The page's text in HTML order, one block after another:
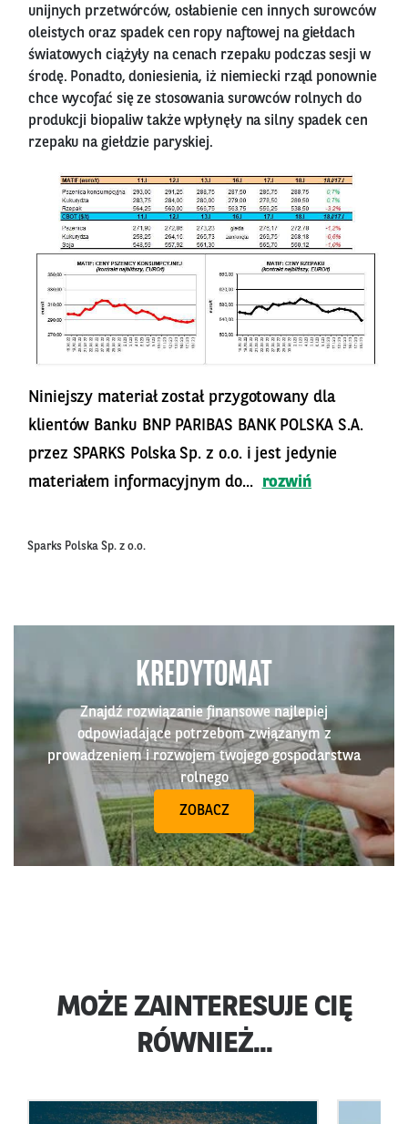
unijnych przetwórców, osłabienie cen innych surowców
oleistych oraz spadek cen ropy naftowej na giełdach
światowych ciążyły na cenach rzepaku podczas sesji w
środę. Ponadto, doniesienia, iż niemiecki rząd ponownie
chce wycofać się ze stosowania surowców rolnych do
produkcji biopaliw także wpłynęły na silny spadek cen
rzepaku na giełdzie paryskiej.
Niniejszy materiał został przygotowany dla
klientów Banku BNP PARIBAS BANK POLSKA S.A.
przez SPARKS Polska Sp. z o.o. i jest jedynie
materiałem informacyjnym do...
rozwiń
Sparks Polska Sp. z o.o.
KREDYTOMAT
Znajdź rozwiązanie finansowe najlepiej
odpowiadające potrzebom związanym z
prowadzeniem i rozwojem twojego gospodarstwa
rolnego
ZOBACZ
MOŻE ZAINTERESUJE CIĘ
RÓWNIEŻ...